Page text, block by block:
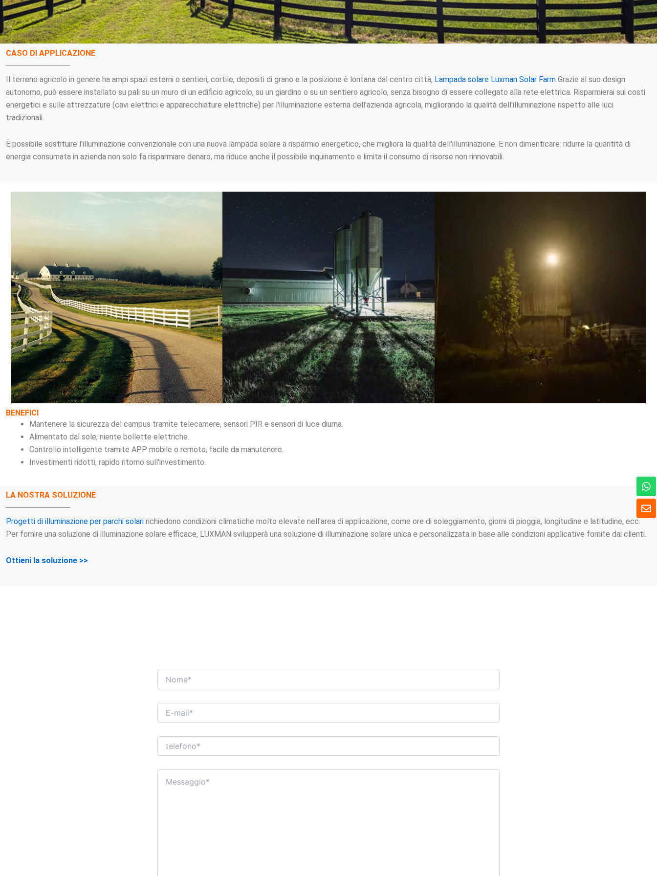
CASO DI APPLICAZIONE
Il terreno agricolo in genere ha ampi spazi esterni o sentieri, cortile, depositi di grano e la posizione è lontana dal centro città, Lampada solare Luxman Solar Farm Grazie al suo design
autonomo, può essere installato su pali su un muro di un edificio agricolo, su un giardino o su un sentiero agricolo, senza bisogno di essere collegato alla rete elettrica. Risparmierai sui costi
energetici e sulle attrezzature (cavi elettrici e apparecchiature elettriche) per l'illuminazione esterna dell'azienda agricola, migliorando la qualità dell'illuminazione rispetto alle luci
tradizionali.
È possibile sostituire l'illuminazione convenzionale con una nuova lampada solare a risparmio energetico, che migliora la qualità dell'illuminazione. E non dimenticare: ridurre la quantità di
energia consumata in azienda non solo fa risparmiare denaro, ma riduce anche il possibile inquinamento e limita il consumo di risorse non rinnovabili.
BENEFICI
Mantenere la sicurezza del campus tramite telecamere, sensori PIR e sensori di luce diurna.
Alimentato dal sole, niente bollette elettriche.
Controllo intelligente tramite APP mobile o remoto, facile da manutenere.
Investimenti ridotti, rapido ritorno sull'investimento.
LA NOSTRA SOLUZIONE
Progetti di illuminazione per parchi solari richiedono condizioni climatiche molto elevate nell'area di applicazione, come ore di soleggiamento, giorni di pioggia, longitudine e latitudine, ecc.
Per fornire una soluzione di illuminazione solare efficace, LUXMAN svilupperà una soluzione di illuminazione solare unica e personalizzata in base alle condizioni applicative fornite dai clienti.
Ottieni la soluzione >>
B
u
W
h
a
t
s
p